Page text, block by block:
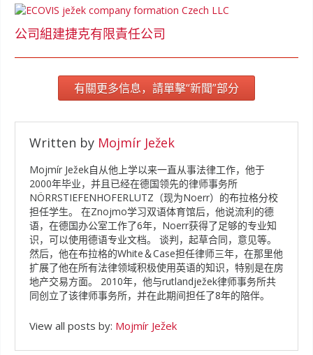
公司組建捷克有限責任公司
有關更多信息，請單擊“新聞”部分
Written by Mojmír Ježek
Mojmír Ježek自从他上学以来一直从事法律工作，他于
2000年毕业，并且已经在德国领先的律师事务所
NÖRRSTIEFENHOFERLUTZ（现为Noerr）的布拉格分校
担任学生。 在Znojmo学习双语体育馆后，他说流利的德
语，在德国办公室工作了6年，Noerr获得了足够的专业知
识，可以使用德语专业文档。 谈判，起草合同，意见等。
然后，他在布拉格的White＆Case担任律师三年，在那里他
扩展了他在所有法律领域积极使用英语的知识，特别是在房
地产交易方面。 2010年，他与rutlandježek律师事务所共
同创立了该律师事务所，并在此期间担任了8年的陪伴。
View all posts by: Mojmír Ježek